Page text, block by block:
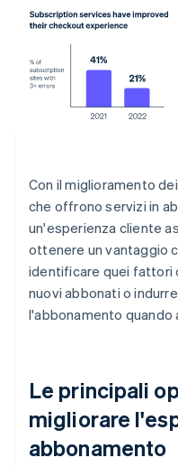
Con il miglioramento
che offrono servizi in
un'esperienza cliente
ottenere un vantaggio
identificare quei fattori
nuovi abbonati o
l'abbonamento quando
Le principali
migliorare
abbonamento